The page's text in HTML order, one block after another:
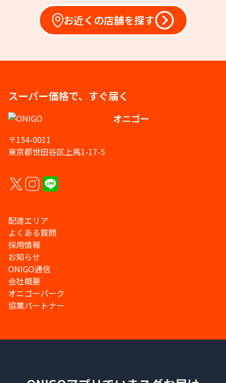
お近くの店舗を探す
スーパー価格で、すぐ届く
オニゴー
〒154-0011
東京都世田谷区上馬1-17-5
配達エリア
よくある質問
採用情報
お知らせ
ONIGO通信
会社概要
オニゴーパーク
協業パートナー